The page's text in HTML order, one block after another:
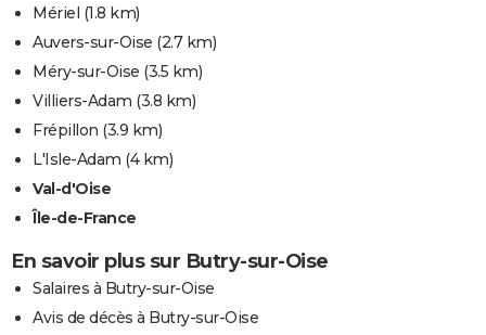
Mériel (1.8 km)
Auvers-sur-Oise (2.7 km)
Méry-sur-Oise (3.5 km)
Villiers-Adam (3.8 km)
Frépillon (3.9 km)
L'Isle-Adam (4 km)
Val-d'Oise
Île-de-France
En savoir plus sur Butry-sur-Oise
Salaires à Butry-sur-Oise
Avis de décès à Butry-sur-Oise